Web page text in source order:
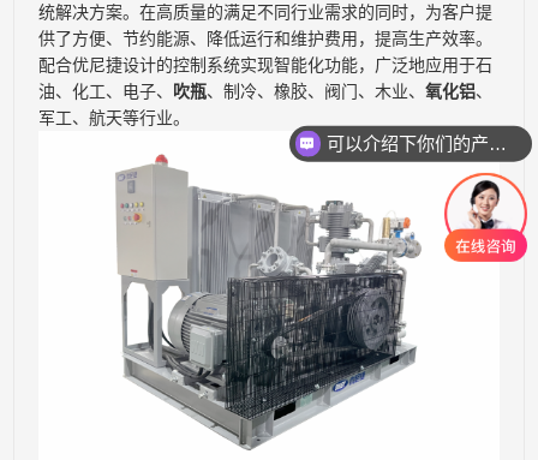
统解决方案。在高质量的满足不同行业需求的同时，为客户提
供了方便、节约能源、降低运行和维护费用，提高生产效率。
配合优尼捷设计的控制系统实现智能化功能，广泛地应用于石
油、化工、电子、
吹瓶、制冷、橡胶、阀门、木业、 氧化铝、
军工、航天等行业。
可以介绍下你们的产品么